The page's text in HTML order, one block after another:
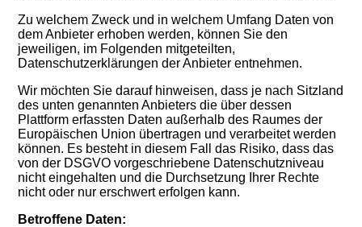
Zu welchem Zweck und in welchem Umfang Daten von
dem Anbieter erhoben werden, können Sie den
jeweiligen, im Folgenden mitgeteilten,
Datenschutzerklärungen der Anbieter entnehmen.
Wir möchten Sie darauf hinweisen, dass je nach Sitzland
des unten genannten Anbieters die über dessen
Plattform erfassten Daten außerhalb des Raumes der
Europäischen Union übertragen und verarbeitet werden
können. Es besteht in diesem Fall das Risiko, dass das
von der DSGVO vorgeschriebene Datenschutzniveau
nicht eingehalten und die Durchsetzung Ihrer Rechte
nicht oder nur erschwert erfolgen kann.
Betroffene Daten: